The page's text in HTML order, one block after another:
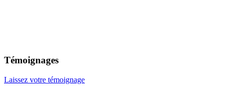
Témoignages
Laissez votre témoignage